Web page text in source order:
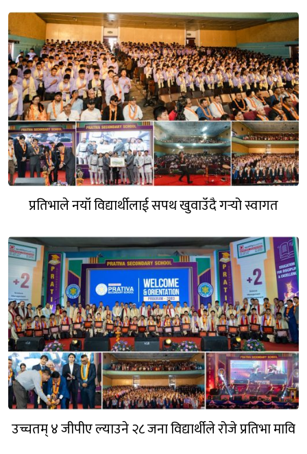
प्रतिभाले नयाँ विद्यार्थीलाई सपथ खुवाउँदै गर्‍यो स्वागत
उच्चतम् ४ जीपीए ल्याउने २८ जना विद्यार्थीले रोजे प्रतिभा मावि